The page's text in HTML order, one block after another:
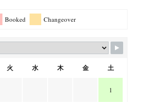
Booked Changeover
火 水 木 金 土
1